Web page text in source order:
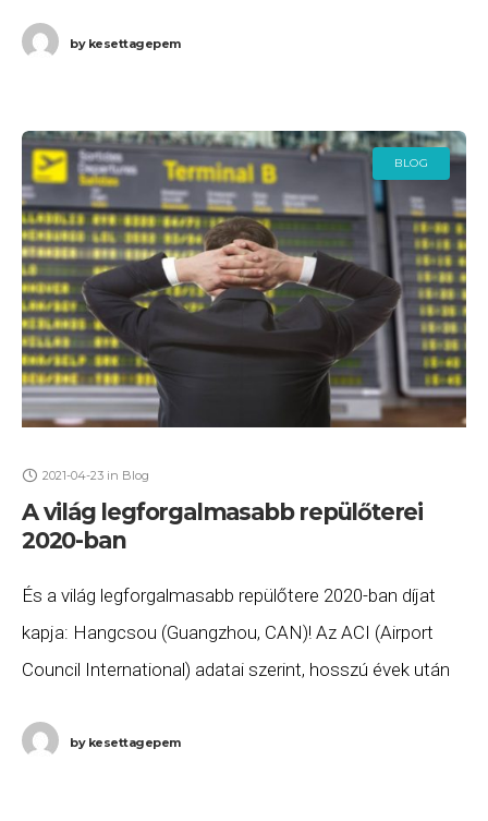
bykesettagepem
BLOG
2021-04-23 in Blog
A világ legforgalmasabb repülőterei
2020-ban
És a világ legforgalmasabb repülőtere 2020-ban díjat
kapja: Hangcsou (Guangzhou, CAN)! Az ACI (Airport
Council International) adatai szerint, hosszú évek után
listáján: az „örökös
bykesettagepem